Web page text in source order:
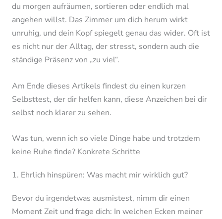
du morgen aufräumen, sortieren oder endlich mal
angehen willst. Das Zimmer um dich herum wirkt
unruhig, und dein Kopf spiegelt genau das wider. Oft ist
es nicht nur der Alltag, der stresst, sondern auch die
ständige Präsenz von „zu viel“.
Am Ende dieses Artikels findest du einen kurzen
Selbsttest, der dir helfen kann, diese Anzeichen bei dir
selbst noch klarer zu sehen.
Was tun, wenn ich so viele Dinge habe und trotzdem
keine Ruhe finde? Konkrete Schritte
1. Ehrlich hinspüren: Was macht mir wirklich gut?
Bevor du irgendetwas ausmistest, nimm dir einen
Moment Zeit und frage dich: In welchen Ecken meiner